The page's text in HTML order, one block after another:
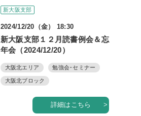
新大阪支部
2024/12/20（金） 18:30
新大阪支部１２月読書例会＆忘
年会（2024/12/20）
大阪北エリア 勉強会･セミナー
大阪北ブロック
詳細はこちら